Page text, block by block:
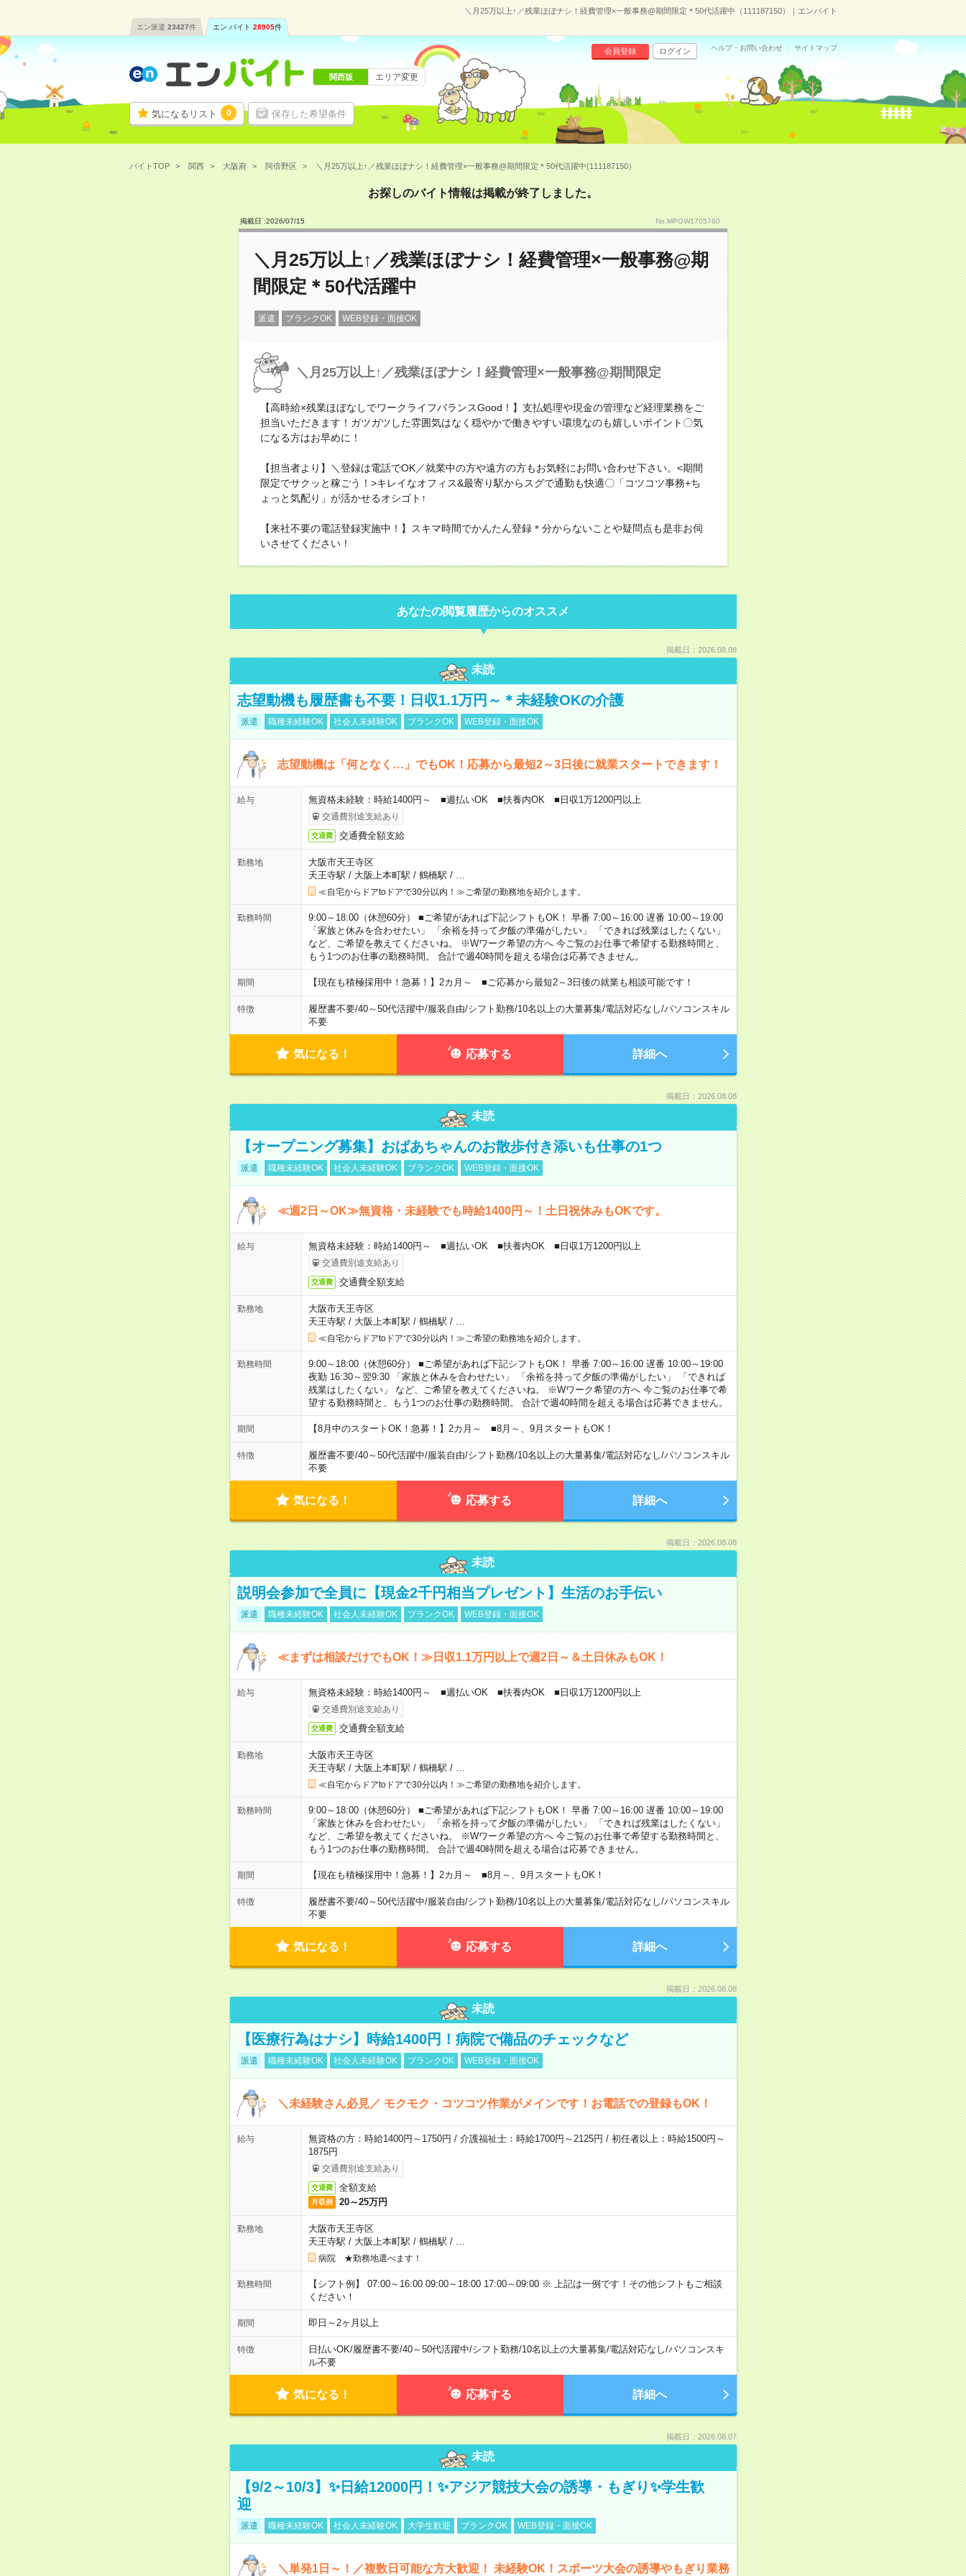
＼月25万以上↑／残業ほぼナシ！経費管理×一般事務@期間限定＊50代活躍中（111187150）｜エンバイト
エン派遣 23427件 エン バイト 28905件
気になるリスト 0 保存した希望条件
会員登録 ログイン ヘルプ・お問い合わせ サイトマップ
関西版 エリア変更
バイトTOP 関西 大阪府 阿倍野区 ＼月25万以上↑／残業ほぼナシ！経費管理×一般事務@期間限定＊50代活躍中(111187150）
お探しのバイト情報は掲載が終了しました。
掲載日 :2026/07/15 No.MPGW1705760
＼月25万以上↑／残業ほぼナシ！経費管理×一般事務@期
間限定＊50代活躍中
派遣 ブランクOK WEB登録・面接OK
＼月25万以上↑／残業ほぼナシ！経費管理×一般事務@期間限定
【高時給×残業ほぼなしでワークライフバランスGood！】支払処理や現金の管理など経理業務をご
担当いただきます！ガツガツした雰囲気はなく穏やかで働きやすい環境なのも嬉しいポイント〇気
になる方はお早めに！
【担当者より】＼登録は電話でOK／就業中の方や遠方の方もお気軽にお問い合わせ下さい。<期間
限定でサクッと稼ごう！>キレイなオフィス&最寄り駅からスグで通勤も快適〇「コツコツ事務+ち
ょっと気配り」が活かせるオシゴト↑
【来社不要の電話登録実施中！】スキマ時間でかんたん登録＊分からないことや疑問点も是非お伺
いさせてください！
あなたの閲覧履歴からのオススメ
掲載日：2026.08.08
未読
志望動機も履歴書も不要！日収1.1万円～＊未経験OKの介護
派遣 職種未経験OK 社会人未経験OK ブランクOK WEB登録・面接OK
志望動機は「何となく…」でもOK！応募から最短2～3日後に就業スタートできます！
給与 無資格未経験：時給1400円～ ■週払いOK ■扶養内OK ■日収1万1200円以上
交通費別途支給あり
交通費 交通費全額支給
勤務地
大阪市天王寺区
天王寺駅 / 大阪上本町駅 / 鶴橋駅 /
≪自宅からドアtoドアで30分以内！≫ご希望の勤務地を紹介します。
勤務時間
9:00～18:00（休憩60分） ■ご希望があれば下記シフトもOK！ 早番 7:00～16:00 遅番 10:00～19:00
「家族と休みを合わせたい」 「余裕を持って夕飯の準備がしたい」 「できれば残業はしたくない」
など、ご希望を教えてくださいね。 ※Wワーク希望の方へ 今ご覧のお仕事で希望する勤務時間と、
もう1つのお仕事の勤務時間。 合計で週40時間を超える場合は応募できません。
期間 【現在も積極採用中！急募！】2カ月～ ■ご応募から最短2～3日後の就業も相談可能です！
特徴 履歴書不要/40～50代活躍中/服装自由/シフト勤務/10名以上の大量募集/電話対応なし/パソコンスキル
不要
気になる！ 応募する 詳細へ
掲載日：2026.08.08
未読
【オープニング募集】おばあちゃんのお散歩付き添いも仕事の1つ
派遣 職種未経験OK 社会人未経験OK ブランクOK WEB登録・面接OK
≪週2日～OK≫無資格・未経験でも時給1400円～！土日祝休みもOKです。
給与 無資格未経験：時給1400円～ ■週払いOK ■扶養内OK ■日収1万1200円以上
交通費別途支給あり
交通費 交通費全額支給
勤務地
大阪市天王寺区
天王寺駅 / 大阪上本町駅 / 鶴橋駅 /
≪自宅からドアtoドアで30分以内！≫ご希望の勤務地を紹介します。
勤務時間
9:00～18:00（休憩60分） ■ご希望があれば下記シフトもOK！ 早番 7:00～16:00 遅番 10:00～19:00
夜勤 16:30～翌9:30 「家族と休みを合わせたい」 「余裕を持って夕飯の準備がしたい」 「できれば
残業はしたくない」 など、ご希望を教えてくださいね。 ※Wワーク希望の方へ 今ご覧のお仕事で希
望する勤務時間と、もう1つのお仕事の勤務時間。 合計で週40時間を超える場合は応募できません。
期間 【8月中のスタートOK！急募！】2カ月～ ■8月～、9月スタートもOK！
特徴 履歴書不要/40～50代活躍中/服装自由/シフト勤務/10名以上の大量募集/電話対応なし/パソコンスキル
不要
気になる！ 応募する 詳細へ
掲載日：2026.08.08
未読
説明会参加で全員に【現金2千円相当プレゼント】生活のお手伝い
派遣 職種未経験OK 社会人未経験OK ブランクOK WEB登録・面接OK
≪まずは相談だけでもOK！≫日収1.1万円以上で週2日～＆土日休みもOK！
給与 無資格未経験：時給1400円～ ■週払いOK ■扶養内OK ■日収1万1200円以上
交通費別途支給あり
交通費 交通費全額支給
勤務地
大阪市天王寺区
天王寺駅 / 大阪上本町駅 / 鶴橋駅 /
≪自宅からドアtoドアで30分以内！≫ご希望の勤務地を紹介します。
勤務時間
9:00～18:00（休憩60分） ■ご希望があれば下記シフトもOK！ 早番 7:00～16:00 遅番 10:00～19:00
「家族と休みを合わせたい」 「余裕を持って夕飯の準備がしたい」 「できれば残業はしたくない」
など、ご希望を教えてくださいね。 ※Wワーク希望の方へ 今ご覧のお仕事で希望する勤務時間と、
もう1つのお仕事の勤務時間。 合計で週40時間を超える場合は応募できません。
期間 【現在も積極採用中！急募！】2カ月～ ■8月～、9月スタートもOK！
特徴 履歴書不要/40～50代活躍中/服装自由/シフト勤務/10名以上の大量募集/電話対応なし/パソコンスキル
不要
気になる！ 応募する 詳細へ
掲載日：2026.08.08
未読
【医療行為はナシ】時給1400円！病院で備品のチェックなど
派遣 職種未経験OK 社会人未経験OK ブランクOK WEB登録・面接OK
＼未経験さん必見／ モクモク・コツコツ作業がメインです！お電話での登録もOK！
給与
無資格の方：時給1400円～1750円 / 介護福祉士：時給1700円～2125円 / 初任者以上：時給1500円～
1875円
交通費別途支給あり
交通費 全額支給
月収例 20～25万円
勤務地
大阪市天王寺区
天王寺駅 / 大阪上本町駅 / 鶴橋駅 /
病院 ★勤務地選べます！
勤務時間
【シフト例】 07:00～16:00 09:00～18:00 17:00～09:00 ※ 上記は一例です！その他シフトもご相談
ください！
期間 即日～2ヶ月以上
特徴 日払いOK/履歴書不要/40～50代活躍中/シフト勤務/10名以上の大量募集/電話対応なし/パソコンスキ
ル不要
気になる！ 応募する 詳細へ
掲載日：2026.08.07
未読
【9/2～10/3】✨日給12000円！✨アジア競技大会の誘導・もぎり✨学生歓
迎
派遣 職種未経験OK 社会人未経験OK 大学生歓迎 ブランクOK WEB登録・面接OK
＼単発1日～！／複数日可能な方大歓迎！ 未経験OK！スポーツ大会の誘導やもぎり業務